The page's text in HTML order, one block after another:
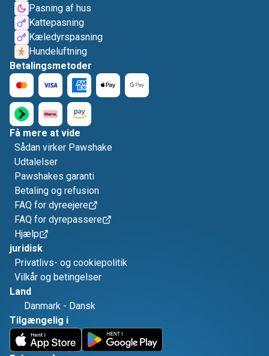
Pasning af hus
Kattepasning
Kæledyrspasning
Hundeluftning
Betalingsmetoder
Få mere at vide
Sådan virker Pawshake
Udtalelser
Pawshakes garanti
Betaling og refusion
FAQ for dyreejere
FAQ for dyrepassere
Hjælp
juridisk
Privatlivs- og cookiepolitik
Vilkår og betingelser
Land
Danmark - Dansk
Tilgængelig i